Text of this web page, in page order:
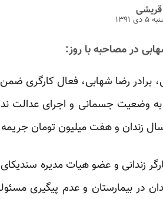
قریشی
۱۳۹۱
در مصاحبه با روز:
رضا شهابی، فعال کارگری ضمن
وضعیت جسمانی و اجرای عدالت
زندان و هفت میلیون تومان جریمه
در بیمارستان و عدم پیگیری